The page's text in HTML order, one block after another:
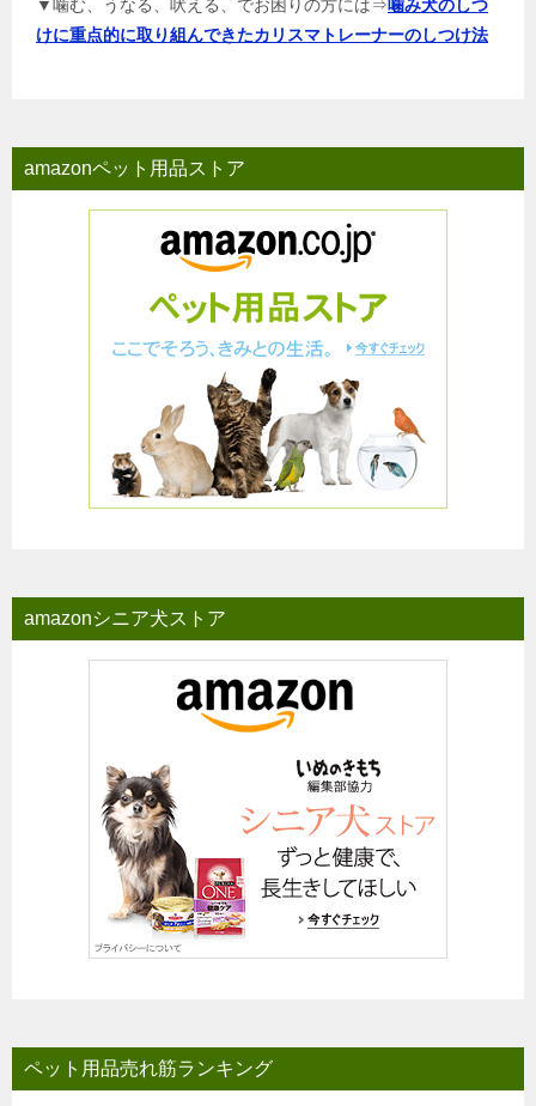
▼噛む、うなる、吠える、でお困りの方には⇒噛み犬のしつ
けに重点的に取り組んできたカリスマトレーナーのしつけ法
amazonペット用品ストア
amazonシニア犬ストア
ペット用品売れ筋ランキング